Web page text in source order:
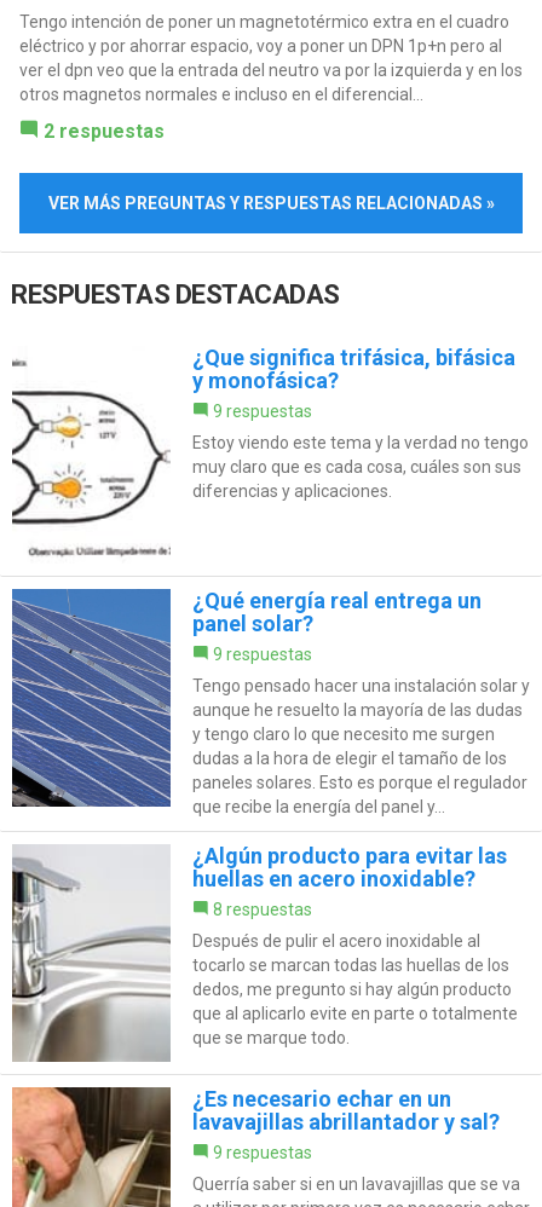
Tengo intención de poner un magnetotérmico extra en el cuadro
eléctrico y por ahorrar espacio, voy a poner un DPN 1p+n pero al
ver el dpn veo que la entrada del neutro va por la izquierda y en los
otros magnetos normales e incluso en el diferencial...
2 respuestas
VER MÁS PREGUNTAS Y RESPUESTAS RELACIONADAS »
RESPUESTAS DESTACADAS
¿Que significa trifásica, bifásica
y monofásica?
9 respuestas
Estoy viendo este tema y la verdad no tengo
muy claro que es cada cosa, cuáles son sus
diferencias y aplicaciones.
¿Qué energía real entrega un
panel solar?
9 respuestas
Tengo pensado hacer una instalación solar y
aunque he resuelto la mayoría de las dudas
y tengo claro lo que necesito me surgen
dudas a la hora de elegir el tamaño de los
paneles solares. Esto es porque el regulador
que recibe la energía del panel y...
¿Algún producto para evitar las
huellas en acero inoxidable?
8 respuestas
Después de pulir el acero inoxidable al
tocarlo se marcan todas las huellas de los
dedos, me pregunto si hay algún producto
que al aplicarlo evite en parte o totalmente
que se marque todo.
¿Es necesario echar en un
lavavajillas abrillantador y sal?
9 respuestas
Querría saber si en un lavavajillas que se va